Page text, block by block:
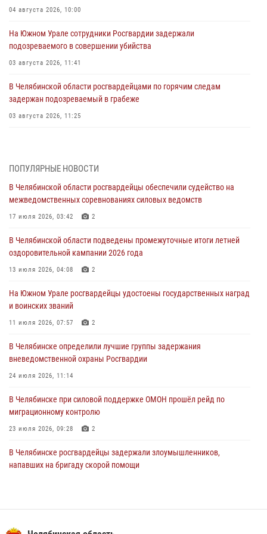
04 августа 2026, 10:00
На Южном Урале сотрудники Росгвардии задержали
подозреваемого в совершении убийства
03 августа 2026, 11:41
В Челябинской области росгвардейцами по горячим следам
задержан подозреваемый в грабеже
03 августа 2026, 11:25
03 августа 2026, 09:22 1
Авиация Росгвардии совершила более 250 санитарных вылетов в
Донецкой Народной Республике
31 июля 2026, 11:33
Росгвардия обеспечивает безопасность граждан на южном
направлении
31 июля 2026, 11:32
В Уральском округе Росгвардии состоялось заседание
оперативного штаба
30 июля 2026, 10:53
ПОПУЛЯРНЫЕ НОВОСТИ
В Челябинской области росгвардейцы обеспечили судейство на
межведомственных соревнованиях силовых ведомств
17 июля 2026, 03:42 2
В Челябинской области подведены промежуточные итоги летней
оздоровительной кампании 2026 года
13 июля 2026, 04:08 2
На Южном Урале росгвардейцы удостоены государственных наград
и воинских званий
11 июля 2026, 07:57 2
В Челябинске определили лучшие группы задержания
вневедомственной охраны Росгвардии
24 июля 2026, 11:14
В Челябинске при силовой поддержке ОМОН прошёл рейд по
миграционному контролю
23 июля 2026, 09:28 2
В Челябинске росгвардейцы задержали злоумышленников,
напавших на бригаду скорой помощи